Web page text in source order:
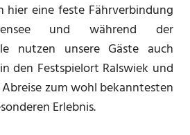
hier eine feste Fährverbindung
und während der
nutzen unsere Gäste auch
den Festspielort Ralswiek und
zum wohl bekanntesten
Erlebnis.